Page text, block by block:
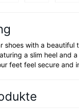
shoes with a beautiful
a slim heel and
feet feel secure and